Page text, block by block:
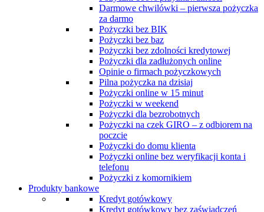
Darmowe chwilówki – pierwsza pożyczka
za darmo
Pożyczki bez BIK
Pożyczki bez baz
Pożyczki bez zdolności kredytowej
Pożyczki dla zadłużonych online
Opinie o firmach pożyczkowych
Pilna pożyczka na dzisiaj
Pożyczki online w 15 minut
Pożyczki w weekend
Pożyczki dla bezrobotnych
Pożyczki na czek GIRO – z odbiorem na
poczcie
Pożyczki do domu klienta
Pożyczki online bez weryfikacji konta i
telefonu
Pożyczki z komornikiem
Produkty bankowe
Kredyt gotówkowy
Kredyt gotówkowy bez zaświadczeń